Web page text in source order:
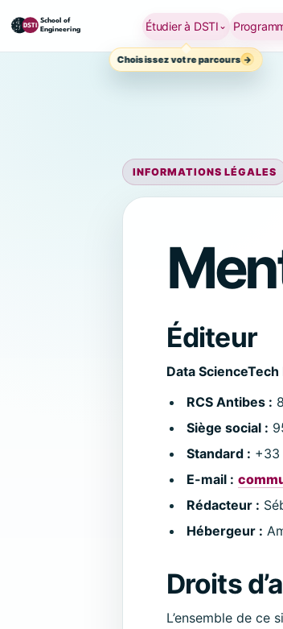
Étudier à DSTI ⌄
Choisissez votre parcours
INFORMATIONS LÉGALES
Éditeur
Data
RCS Antibes :
Siège social :
Standard : +33
E-mail :
Rédacteur :
Hébergeur :
Droits
L’ensemble de